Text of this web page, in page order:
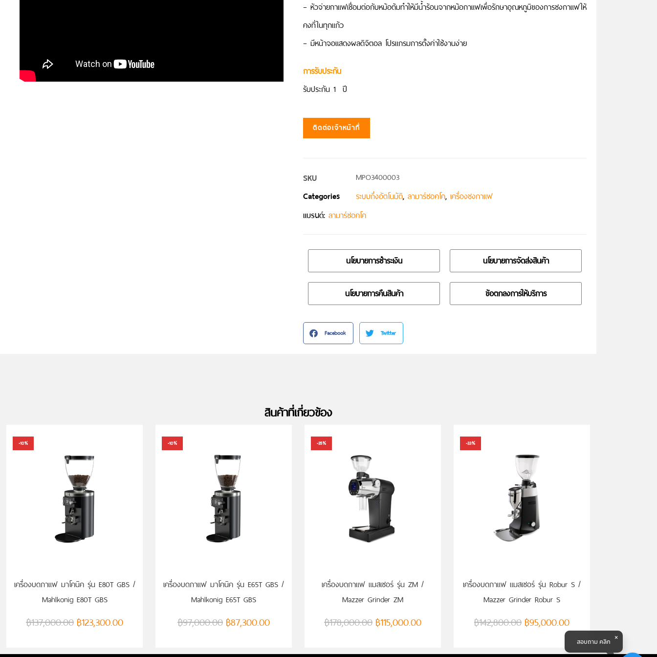
– หัวจ่ายกาแฟเชื่อมต่อกับหม้อต้มทำให้มีน้ำร้อนจากหม้อกาแฟเพื่อรักษาอุณหภูมิของการชงกาแฟให้
คงที่ในทุกแก้ว
– มีหน้าจอแสดงผลดิจิตอล โปรแกรมการตั้งค่าใช้งานง่าย
การรับประกัน
รับประกัน 1 ปี
ติดต่อเจ้าหน้าที่
SKU MPO3400003
Categories ระบบกึ่งอัตโนมัติ, ลามาร์ซอคโค, เครื่องชงกาแฟ
แบรนด์: ลามาร์ซอคโค
นโยบายการชำระเงิน นโยบายการจัดส่งสินค้า
นโยบายการคืนสินค้า ข้อตกลงการให้บริการ
Facebook Twitter
สินค้าที่เกี่ยวข้อง
-10%
เครื่องบดกาแฟ มาโคนิค รุ่น E80T GBS /
Mahlkonig E80T GBS
฿137,000.00 ฿123,300.00
-10%
เครื่องบดกาแฟ มาโคนิค รุ่น E65T GBS /
Mahlkonig E65T GBS
฿97,000.00 ฿87,300.00
-35%
เครื่องบดกาแฟ แมสเซอร์ รุ่น ZM /
Mazzer Grinder ZM
฿178,000.00 ฿115,000.00
-33%
เครื่องบดกาแฟ แมสเซอร์ รุ่น Robur S /
Mazzer Grinder Robur S
฿142,800.00 ฿95,000.00
สอบถาม คลิก